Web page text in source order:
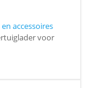
accessoires
voor